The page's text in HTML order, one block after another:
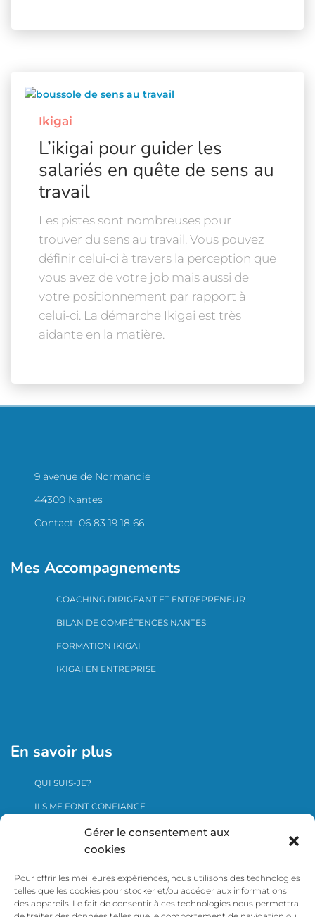
Gérer le consentement aux
cookies
Pour offrir les meilleures expériences, nous utilisons des technologies
telles que les cookies pour stocker et/ou accéder aux informations
des appareils. Le fait de consentir à ces technologies nous permettra
Ikigai
L’ikigai pour guider les
salariés en quête de sens au
travail
Les pistes sont nombreuses pour
trouver du sens au travail. Vous pouvez
définir celui-ci à travers la perception que
vous avez de votre job mais aussi de
votre positionnement par rapport à
celui-ci. La démarche Ikigai est très
aidante en la matière.
9 avenue de Normandie
44300 Nantes
Contact: 06 83 19 18 66
Mes Accompagnements
COACHING DIRIGEANT ET ENTREPRENEUR
BILAN DE COMPÉTENCES NANTES
FORMATION IKIGAI
IKIGAI EN ENTREPRISE
En savoir plus
QUI SUIS-JE?
ILS ME FONT CONFIANCE
ME CONTACTER
Cliquer ici pour voir le certificat Qualiopi